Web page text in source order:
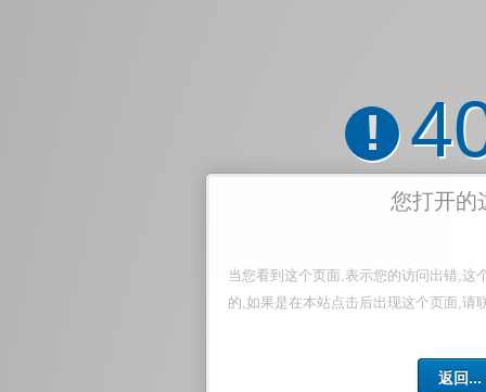
!
您打开的
当您看到这个页面,表示您的访问出错,这
的,如果是在本站点击后出现这个页面,请
返回...